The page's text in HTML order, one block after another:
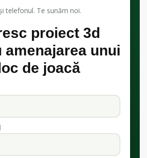
telefonul. Te sunăm noi.
proiect 3d
amenajarea unui
loc de joacă